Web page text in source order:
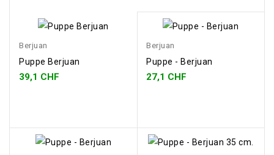
Berjuan
Puppe Berjuan
39,1 CHF
Berjuan
Puppe - Berjuan
27,1 CHF